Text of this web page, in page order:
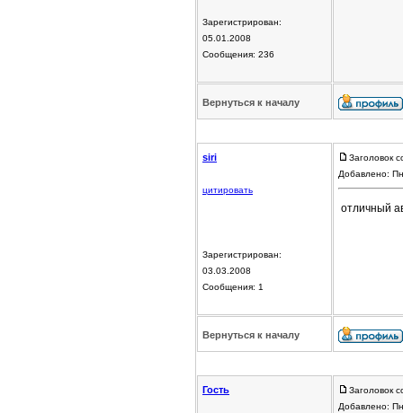
Зарегистрирован:
05.01.2008
Сообщения: 236
Вернуться к началу
siri
цитировать
Зарегистрирован:
03.03.2008
Сообщения: 1
Заголовок
Добавлено:
отличный
Вернуться к началу
Гость
Заголовок
Добавлено: